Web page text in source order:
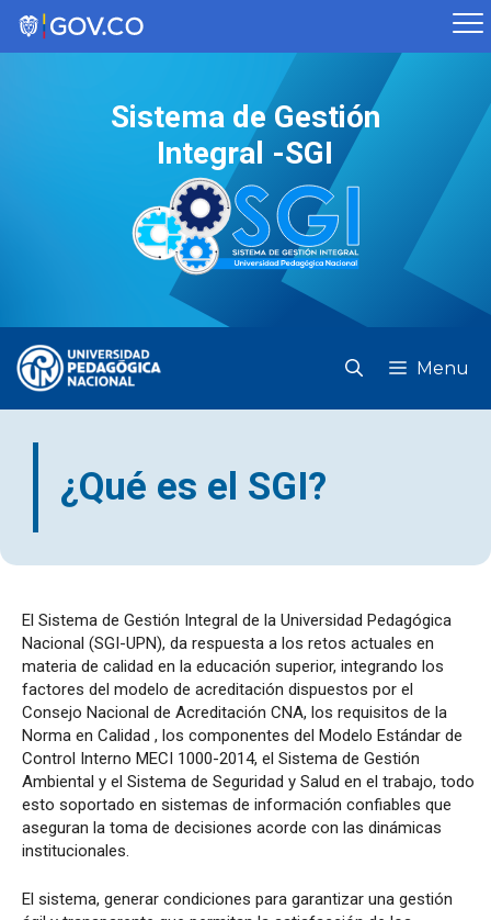
contenido
Sistema de Gestión
Integral -SGI
Menu
¿Qué es el SGI?
El Sistema de Gestión Integral de la Universidad Pedagógica
Nacional (SGI-UPN), da respuesta a los retos actuales en
materia de calidad en la educación superior, integrando los
factores del modelo de acreditación dispuestos por el
Consejo Nacional de Acreditación CNA, los requisitos de la
Norma en Calidad , los componentes del Modelo Estándar de
Control Interno MECI 1000-2014, el Sistema de Gestión
Ambiental y el Sistema de Seguridad y Salud en el trabajo, todo
esto soportado en sistemas de información confiables que
aseguran la toma de decisiones acorde con las dinámicas
institucionales.
El sistema, generar condiciones para garantizar una gestión